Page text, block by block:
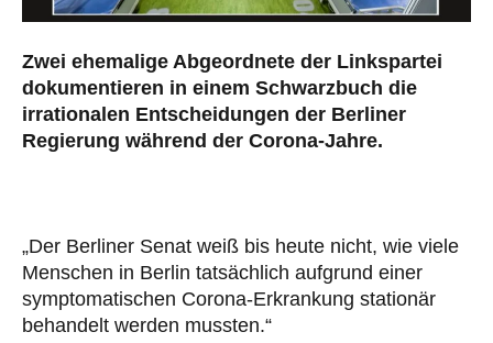
Zwei ehemalige Abgeordnete der Linkspartei
dokumentieren in einem Schwarzbuch die
irrationalen Entscheidungen der Berliner
Regierung während der Corona-Jahre.
„Der Berliner Senat weiß bis heute nicht, wie viele
Menschen in Berlin tatsächlich aufgrund einer
symptomatischen Corona-Erkrankung stationär
behandelt werden mussten.“